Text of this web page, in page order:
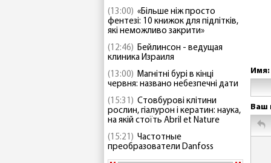
(13:00) «Більше ніж просто
фентезі: 10 книжок для підлітків,
які неможливо закрити»
(12:46) Бейлинсон - ведущая
клиника Израиля
(13:00) Магнітні бурі в кінці
червня: названо небезпечні дати
(15:31) Стовбурові клітини
рослин, гіалурон і кератин: наука,
на якій стоїть Abril et Nature
(15:21) Частотные
преобразователи Danfoss
Имя:
Ваш